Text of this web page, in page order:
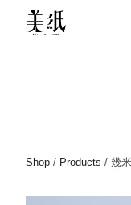
Shop / Products / 幾